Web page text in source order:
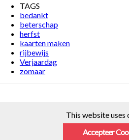
TAGS
bedankt
beterschap
herfst
kaarten maken
rijbewijs
Verjaardag
zomaar
This website uses
Accepteer